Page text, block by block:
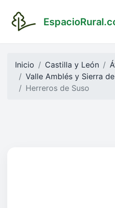
Inicio Castilla y León
Valle Amblés y Sierra
Herreros de Suso